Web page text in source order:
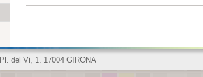
Pl. del Vi, 1. 17004 GIRONA